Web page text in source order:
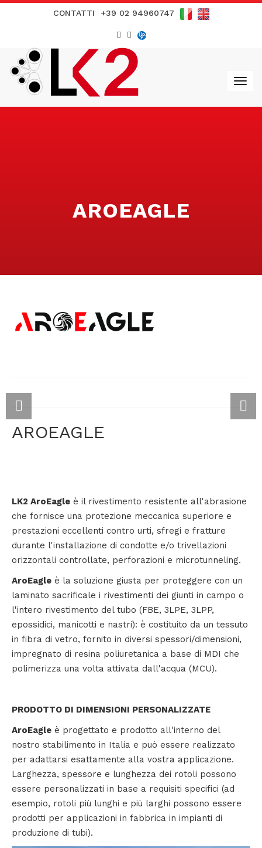
CONTATTI +39 02 94960747
AROEAGLE
AROEAGLE
LK2 AroEagle è il rivestimento resistente all'abrasione
che fornisce una protezione meccanica superiore e
prestazioni eccellenti contro urti, sfregi e fratture
durante l'installazione di condotte e/o trivellazioni
orizzontali controllate, perforazioni e microtunneling.
AroEagle è la soluzione giusta per proteggere con un
laminato sacrificale i rivestimenti dei giunti in campo o
l'intero rivestimento del tubo (FBE, 3LPE, 3LPP,
epossidici, manicotti e nastri): è costituito da un tessuto
in fibra di vetro, fornito in diversi spessori/dimensioni,
impregnato di resina poliuretanica a base di MDI che
polimerizza una volta attivata dall'acqua (MCU).
PRODOTTO DI DIMENSIONI PERSONALIZZATE
AroEagle è progettato e prodotto all'interno del
nostro stabilimento in Italia e può essere realizzato
per adattarsi esattamente alla vostra applicazione.
Larghezza, spessore e lunghezza dei rotoli possono
essere personalizzati in base a requisiti specifici (ad
esempio, rotoli più lunghi e più larghi possono essere
prodotti per applicazioni in fabbrica in impianti di
produzione di tubi).